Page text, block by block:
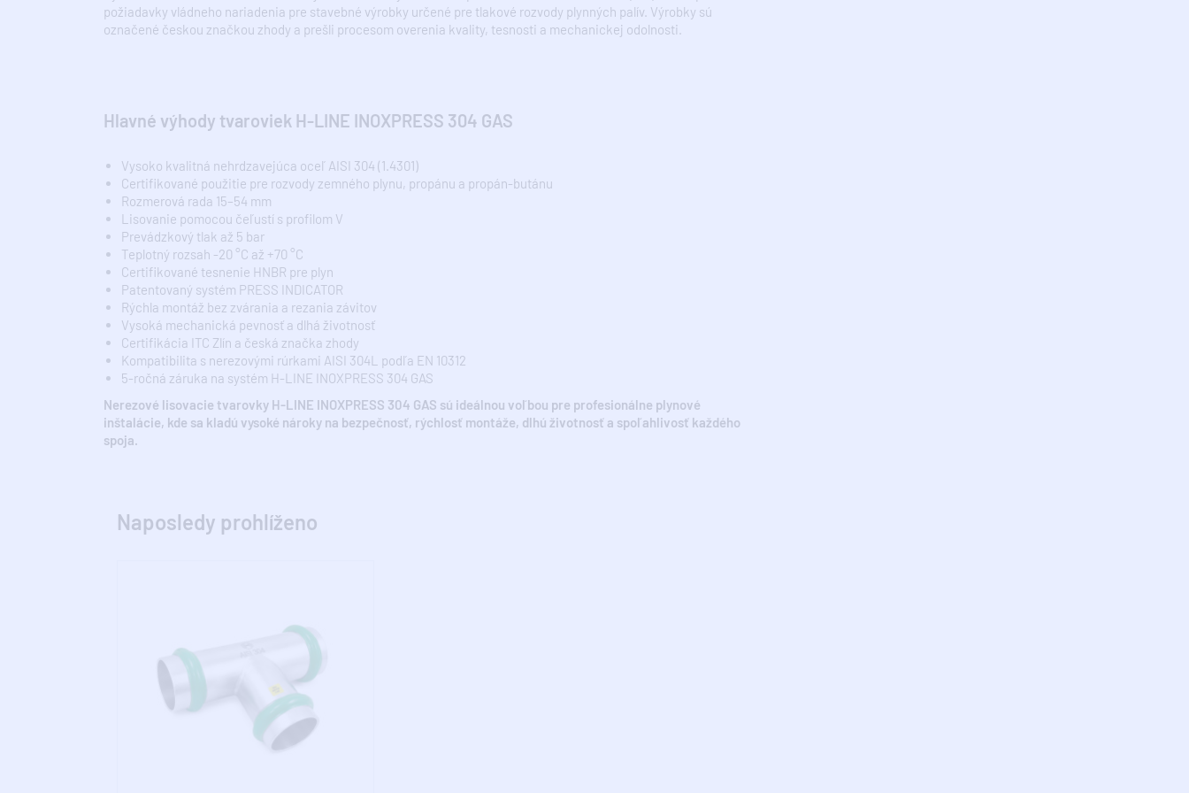
požiadavky vládneho nariadenia pre stavebné výrobky určené pre tlakové rozvody plynných palív. Výrobky sú
označené českou značkou zhody a prešli procesom overenia kvality, tesnosti a mechanickej odolnosti.
Hlavné výhody tvaroviek H-LINE INOXPRESS 304 GAS
Vysoko kvalitná nehrdzavejúca oceľ AISI 304 (1.4301)
Certifikované použitie pre rozvody zemného plynu, propánu a propán-butánu
Rozmerová rada 15–54 mm
Lisovanie pomocou čeľustí s profilom V
Prevádzkový tlak až 5 bar
Teplotný rozsah -20 °C až +70 °C
Certifikované tesnenie HNBR pre plyn
Patentovaný systém PRESS INDICATOR
Rýchla montáž bez zvárania a rezania závitov
Vysoká mechanická pevnosť a dlhá životnosť
Certifikácia ITC Zlín a česká značka zhody
Kompatibilita s nerezovými rúrkami AISI 304L podľa EN 10312
5-ročná záruka na systém H-LINE INOXPRESS 304 GAS
Nerezové lisovacie tvarovky H-LINE INOXPRESS 304 GAS sú ideálnou voľbou pre profesionálne plynové
inštalácie, kde sa kladú vysoké nároky na bezpečnosť, rýchlosť montáže, dlhú životnosť a spoľahlivosť každého
spoja.
Naposledy prohlíženo